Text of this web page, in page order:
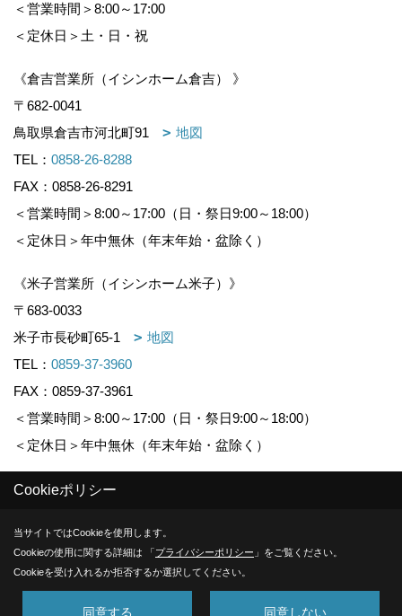
＜営業時間＞8:00～17:00
＜定休日＞土・日・祝
《倉吉営業所（イシンホーム倉吉） 》
〒682-0041
鳥取県倉吉市河北町91
地図
TEL： 0858-26-8288
FAX：0858-26-8291
＜営業時間＞8:00～17:00（日・祭日9:00～18:00）
＜定休日＞年中無休（年末年始・盆除く）
《米子営業所（イシンホーム米子）》
〒683-0033
米子市長砂町65-1
地図
TEL： 0859-37-3960
FAX：0859-37-3961
＜営業時間＞8:00～17:00（日・祭日9:00～18:00）
＜定休日＞年中無休（年末年始・盆除く）
Produced byゴデスクリエイト
Cookieポリシー
当サイトではCookieを使用します。
Cookieの使用に関する詳細は 「プライバシーポリシー 」をご覧ください。
Cookieを受け入れるか拒否するか選択してください。
同意する 同意しない